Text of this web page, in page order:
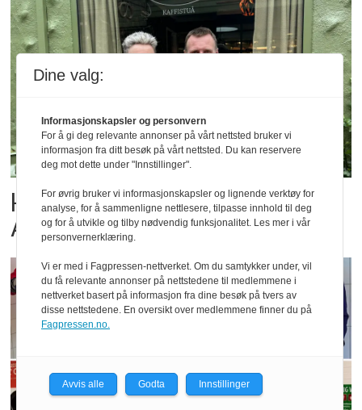
Her er de tre finalistene i
Årets Bakeri 2026
Dine valg:
Informasjonskapsler og personvern
For å gi deg relevante annonser på vårt nettsted bruker vi
informasjon fra ditt besøk på vårt nettsted. Du kan reservere
deg mot dette under "Innstillinger".
For øvrig bruker vi informasjonskapsler og lignende verktøy for
analyse, for å sammenligne nettlesere, tilpasse innhold til deg
og for å utvikle og tilby nødvendig funksjonalitet. Les mer i vår
personvernerklæring.
Vi er med i Fagpressen-nettverket. Om du samtykker under, vil
du få relevante annonser på nettstedene til medlemmene i
nettverket basert på informasjon fra dine besøk på tvers av
disse nettstedene. En oversikt over medlemmene finner du på
Fagpressen.no.
Avvis alle Godta Innstillinger